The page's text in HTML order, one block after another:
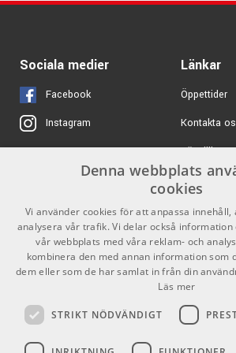
Listan kan göras lång..
Testa en Takamine idag och du kommer
livslång partner att dela scen med!
ARTIKELNUMMER 1096566
Sociala medier
Facebook
Instagram
X
Youtube
TikTok
Länkar
Öppettider
Kontakta
Köpvillkor
Butiken
Varumärken
GDPR &
Kontakt
Info
Denna webbplats
cookies
Vi använder cookies för att anpassa
analysera vår trafik. Vi delar också information
vår webbplats med våra reklam- och
kombinera den med annan information som
dem eller som de har samlat in från din
Läs mer
STRIKT NÖDVÄNDIGT